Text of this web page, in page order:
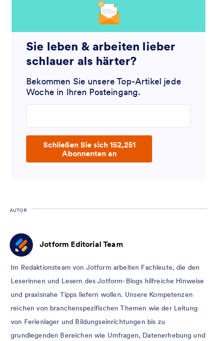
Sie leben & arbeiten lieber
schlauer als härter?
Bekommen Sie unsere Top-Artikel jede
Woche in Ihren Posteingang.
Schließen Sie sich 152,251
Abonnenten an
AUTOR
Jotform Editorial Team
Im Redaktionsteam von Jotform arbeiten Fachleute, die den
Leserinnen und Lesern des Jotform-Blogs hilfreiche Hinweise
und praxisnahe Tipps liefern wollen. Unsere Kompetenzen
reichen von branchenspezifischen Themen wie der Leitung
von Ferienlager und Bildungseinrichtungen bis zu
grundlegenden Bereichen wie Umfragen, Datenerhebung und